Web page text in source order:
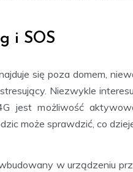
i SOS
się poza domem,
Niezwykle
jest możliwość
może sprawdzić, co
w urządzeniu